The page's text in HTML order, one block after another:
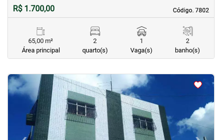
Código. 7802
Código. 7802
R$ 1.700,00
65,00 m²
Área principal
2
quarto(s)
1
Vaga(s)
2
banho(s)
<<<<